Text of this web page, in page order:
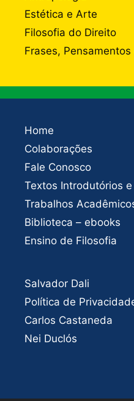
Estética e Arte
Filosofia do Direito
Frases,
Home
Colaborações
Fale Conosco
Textos Introdutórios e
Trabalhos
Biblioteca – ebooks
Ensino de Filosofia
Salvador Dali
Política de
Carlos Castaneda
Nei Duclós